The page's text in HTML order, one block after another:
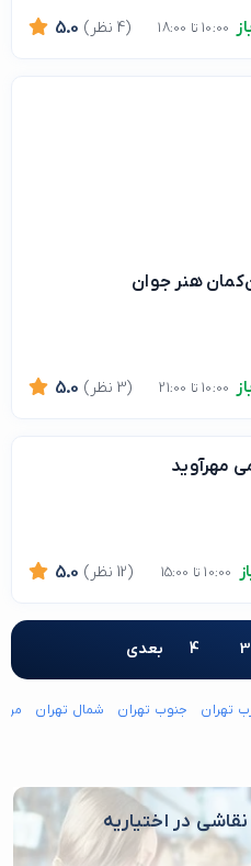
5.0 (4 نظر)
هنر جوان
5.0 (3 نظر)
مهرآوید
5.0 (12 نظر)
3
4 بعدی
تهران جنوب تهران شمال تهران
در اختیاریه